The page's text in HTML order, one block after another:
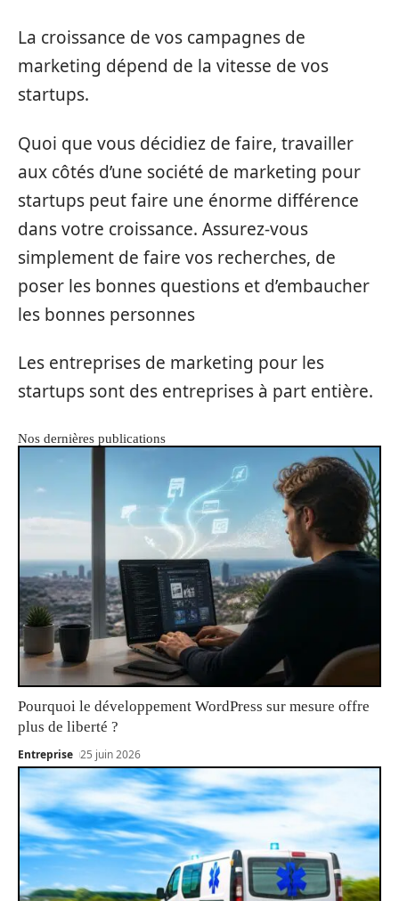
La croissance de vos campagnes de
marketing dépend de la vitesse de vos
startups.
Quoi que vous décidiez de faire, travailler
aux côtés d’une société de marketing pour
startups peut faire une énorme différence
dans votre croissance. Assurez-vous
simplement de faire vos recherches, de
poser les bonnes questions et d’embaucher
les bonnes personnes
Les entreprises de marketing pour les
startups sont des entreprises à part entière.
Nos dernières publications
Pourquoi le développement WordPress sur mesure offre
plus de liberté ?
Entreprise 25 juin 2026